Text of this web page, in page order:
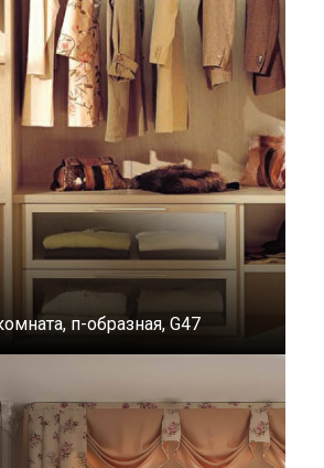
п-образная, G47